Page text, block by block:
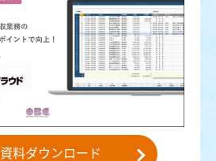
資料ダウンロード